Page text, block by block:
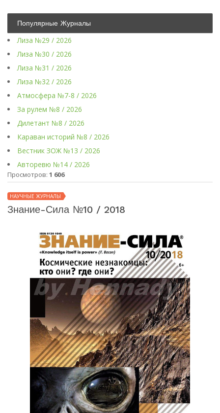
Популярные Журналы
Лиза №29 / 2026
Лиза №30 / 2026
Лиза №31 / 2026
Лиза №32 / 2026
Атмосфера №7-8 / 2026
За рулем №8 / 2026
Дилетант №8 / 2026
Караван историй №8 / 2026
Вестник ЗОЖ №13 / 2026
Авторевю №14 / 2026
Просмотров: 1 606
НАУЧНЫЕ ЖУРНАЛЫ
Знание-Сила №10 / 2018